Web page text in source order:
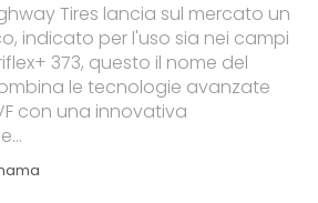
Tires lancia sul mercato un
indicato per l'uso sia nei campi
373, questo il nome del
le tecnologie avanzate
con una innovativa